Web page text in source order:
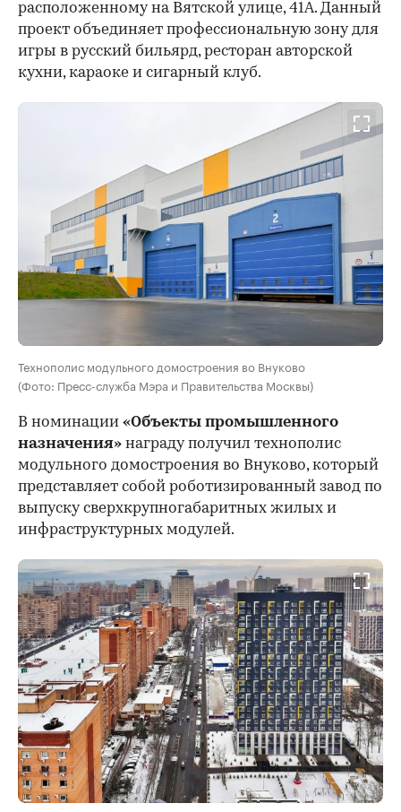
расположенному на Вятской улице, 41А. Данный
проект объединяет профессиональную зону для
игры в русский бильярд, ресторан авторской
кухни, караоке и сигарный клуб.
Технополис модульного домостроения во Внуково
(Фото: Пресс-служба Мэра и Правительства Москвы)
В номинации «Объекты промышленного
назначения» награду получил технополис
модульного домостроения во Внуково, который
представляет собой роботизированный завод по
выпуску сверхкрупногабаритных жилых и
инфраструктурных модулей.